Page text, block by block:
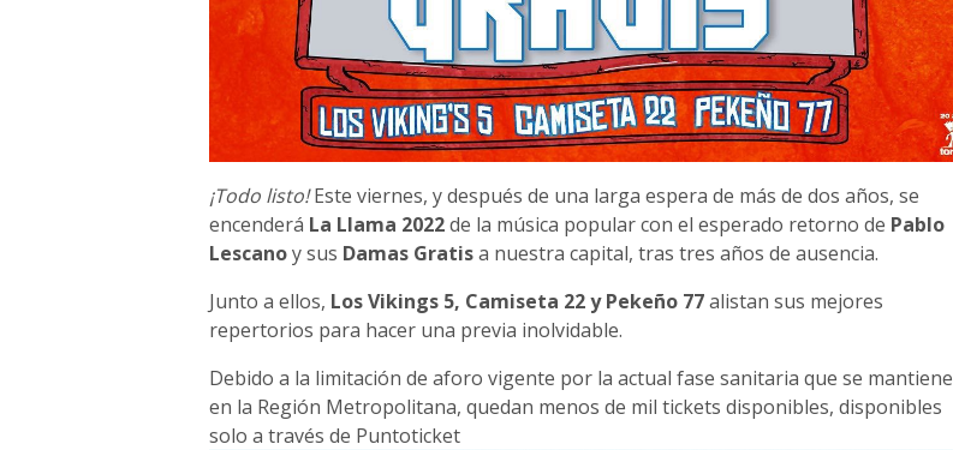
¡Todo listo!Este viernes, y después de una larga espera de más de dos años, se
encenderá La Llama 2022de la música popular con el esperado retorno de Pablo
Lescanoy sus Damas Gratisa nuestra capital, tras tres años de ausencia.
Junto a ellos, Los Vikings 5, Camiseta 22 y Pekeño 77alistan sus mejores
repertorios para hacer una previa inolvidable.
Debido a la limitación de aforo vigente por la actual fase sanitaria que se mantiene
en la Región Metropolitana, quedan menos de mil tickets disponibles, disponibles
solo a través de Puntoticket